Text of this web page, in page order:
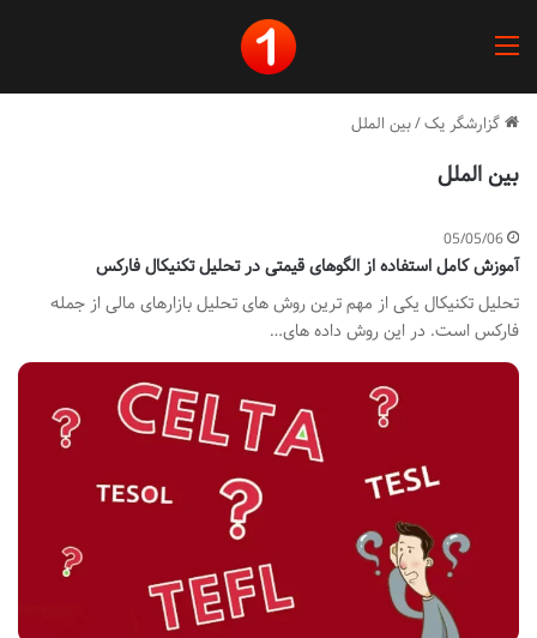
گزارشگر یک/بین الملل
بین الملل
05/05/06
آموزش کامل استفاده از الگوهای قیمتی در تحلیل تکنیکال فارکس
تحلیل تکنیکال یکی از مهم ترین روش های تحلیل بازارهای مالی از جمله
فارکس است. در این روش داده های…